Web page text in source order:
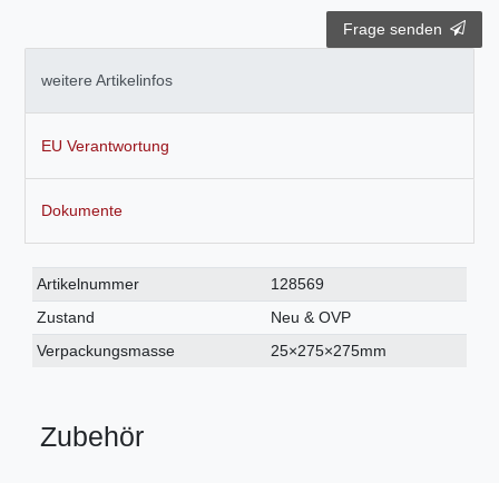
Frage senden
weitere Artikelinfos
EU Verantwortung
Dokumente
Technisches
Merkmal
Wert
Artikelnummer
128569
Zustand
Neu & OVP
Verpackungsmasse
25×275×275mm
Zubehör